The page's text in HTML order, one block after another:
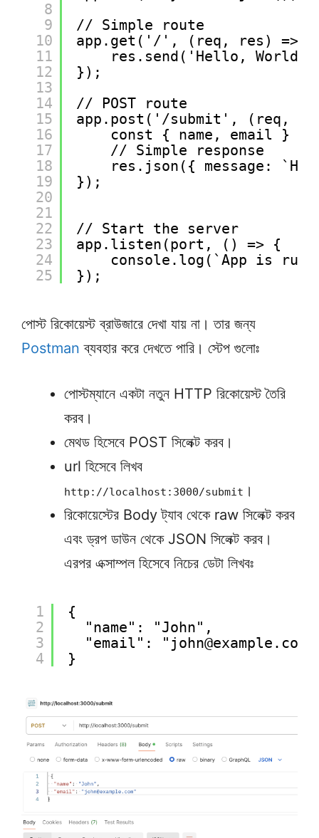
8
9
10
11
12
13
14
15
16
17
18
19
20
21
22
23
24
25
// Simple route
app.get('/', (req, res) => {
res.send('Hello,
});
// POST route
app.post('/submit', (req,
const { name, email } =
// Simple response
res.json({ message:
});
// Start the server
app.listen(port, () => {
console.log(`App is
});
পোস্ট রিকোয়েস্ট ব্রাউজারে দেখা যায় না। তার জন্য
Postman ব্যবহার করে দেখতে পারি। স্টেপ গুলোঃ
পোস্টম্যানে একটা নতুন HTTP রিকোয়েস্ট তৈরি
করব।
মেথড হিসেবে POST সিলেক্ট করব।
url হিসেবে লিখব
http://localhost:3000/submit ।
রিকোয়েস্টের Body ট্যাব থেকে raw সিলেক্ট করব
এবং ড্রপ ডাউন থেকে JSON সিলেক্ট করব।
এরপর এক্সাম্পল হিসেবে নিচের ডেটা লিখবঃ
1
2
3
4
{
"name": "John",
"email": "john@example.com"
}